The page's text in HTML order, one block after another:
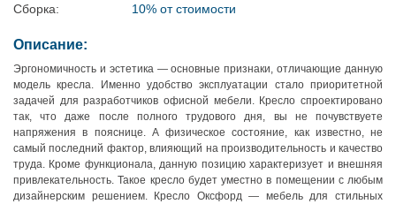
Сборка:
10% от стоимости
Описание:
Эргономичность и эстетика — основные признаки, отличающие данную
модель кресла. Именно удобство эксплуатации стало приоритетной
задачей для разработчиков офисной мебели. Кресло спроектировано
так, что даже после полного трудового дня, вы не почувствуете
напряжения в пояснице. А физическое состояние, как известно, не
самый последний фактор, влияющий на производительность и качество
труда. Кроме функционала, данную позицию характеризует и внешняя
привлекательность. Такое кресло будет уместно в помещении с любым
дизайнерским решением. Кресло Оксфорд — мебель для стильных